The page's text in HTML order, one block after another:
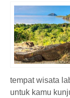
tempat wisata
untuk kamu